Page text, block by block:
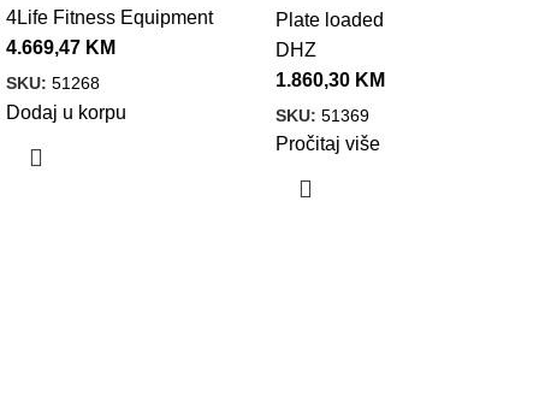
4Life Fitness Equipment
4.669,47 KM
SKU: 51268
Dodaj u korpu
Plate loaded
DHZ
1.860,30 KM
SKU: 51369
Pročitaj više